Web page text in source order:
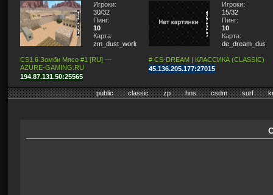
Игроки:
30/32
Пинг:
10
Карта:
zm_dust_world
CS1.6 Зомби Мясо #1 [RU] —
AZURE-GAMING.RU
194.87.131.50:25565
Игроки:
15/32
Пинг:
10
Карта:
# CS-DREAM | КЛАССИКА (CLASSIC)
45.136.205.177:27015
public classic zp hns csdm surf